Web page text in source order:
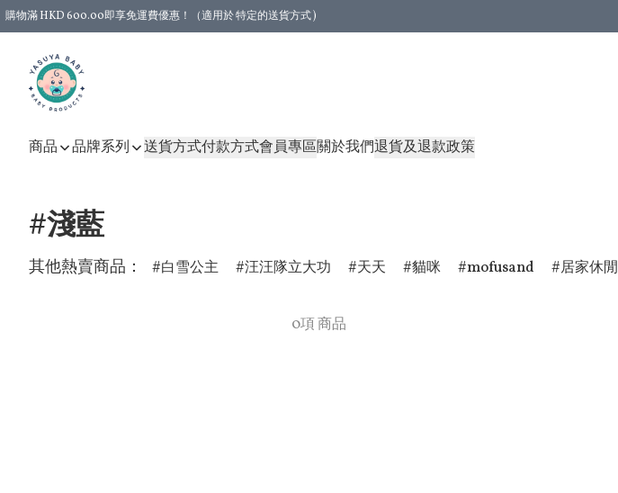
購物滿 HKD 600.00即享免運費優惠！（適用於 特定的送貨方式 )
商品 品牌系列 送貨方式付款方式會員專區關於我們退貨及退款政策
#淺藍
其他熱賣商品： 白雪公主 汪汪隊立大功 天天 貓咪 mofusand 居家休閒
0項 商品